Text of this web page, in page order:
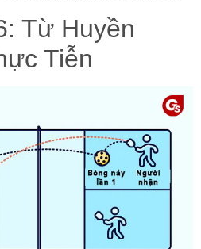
Từ Huyền
Tiễn